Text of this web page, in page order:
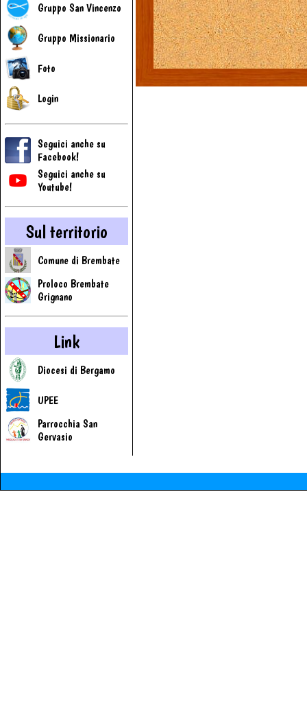
Gruppo San Vincenzo
Gruppo Missionario
Foto
Login
Seguici anche su
Facebook!
Seguici anche su
Youtube!
Sul territorio
Comune di Brembate
Proloco Brembate
Grignano
Link
Diocesi di Bergamo
UPEE
Parrocchia San
Gervasio